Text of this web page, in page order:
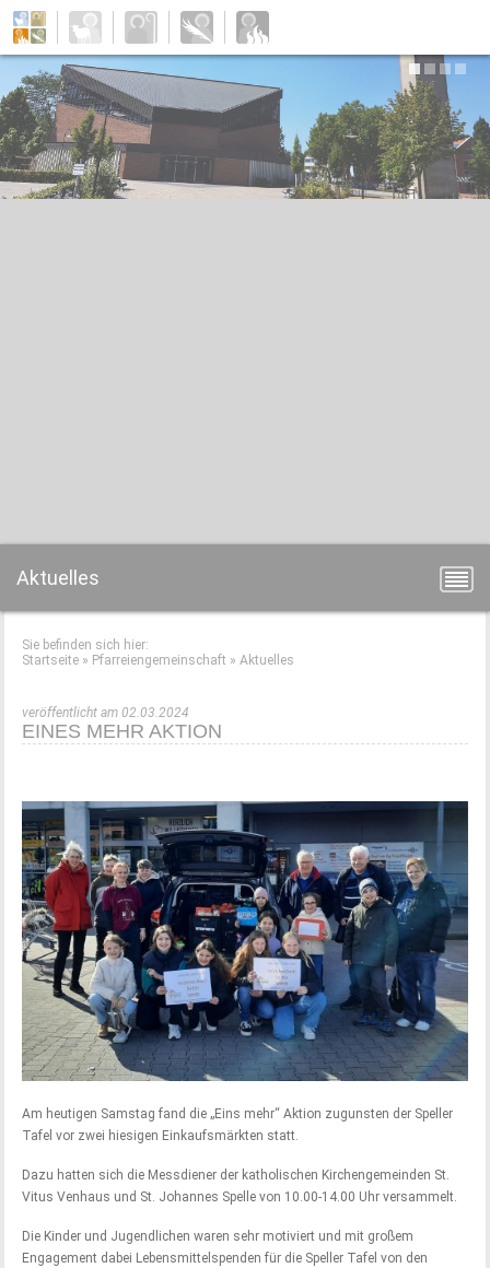
Aktuelles
Sie befinden sich hier:
Startseite » Pfarreiengemeinschaft »Aktuelles
veröffentlicht am 02.03.2024
EINES MEHR AKTION
Am heutigen Samstag fand die „Eins mehr“ Aktion zugunsten der Speller
Tafel vor zwei hiesigen Einkaufsmärkten statt.
Dazu hatten sich die Messdiener der katholischen Kirchengemeinden St.
Vitus Venhaus und St. Johannes Spelle von 10.00-14.00 Uhr versammelt.
Die Kinder und Jugendlichen waren sehr motiviert und mit großem
Engagement dabei Lebensmittelspenden für die Speller Tafel von den